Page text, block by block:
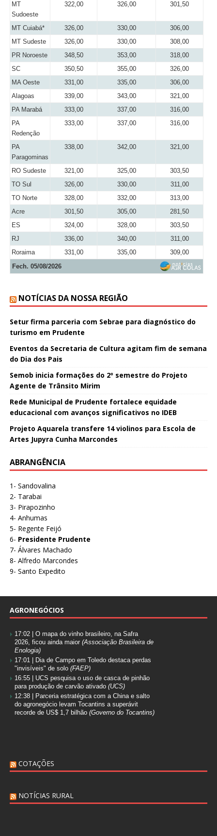
MT
Sudoeste
322,00 326,00 301,50
MT Cuiabá* 326,00 330,00
306,00
MT Sudeste
326,00 330,00
308,00
PR Noroeste
348,50 353,00
318,00
SC
350,50 355,00
326,00
MA Oeste
331,00 335,00
306,00
Alagoas
339,00 343,00
321,00
PA Marabá
333,00 337,00
316,00
PA
Redenção
333,00 337,00 316,00
PA
Paragominas
338,00 342,00 321,00
RO Sudeste 321,00 325,00
303,50
TO Sul
326,00 330,00
311,00
TO Norte
328,00 332,00
313,00
Acre
301,50 305,00
281,50
ES
324,00 328,00
303,50
RJ
336,00 340,00
311,00
Roraima
331,00 335,00
309,00
Fech. 05/08/2026
NOTÍCIAS DA NOSSA REGIÃO
Setur firma parceria com Sebrae para diagnóstico do
turismo em Prudente
Eventos da Secretaria de Cultura agitam fim de semana
do Dia dos Pais
Semob inicia formações do 2º semestre do Projeto
Agente de Trânsito Mirim
Rede Municipal de Prudente fortalece equidade
educacional com avanços significativos no IDEB
Projeto Aquarela transfere 14 violinos para Escola de
Artes Jupyra Cunha Marcondes
ABRANGÊNCIA
1- Sandovalina
2- Tarabai
3- Pirapozinho
4- Anhumas
5- Regente Feijó
6- Presidente Prudente
7- Álvares Machado
8- Alfredo Marcondes
9- Santo Expedito
AGRONEGÓCIOS
17:02 | O mapa do vinho brasileiro, na Safra
2026, ficou ainda maior (Associação Brasileira de
Enologia)
17:01 |
Dia de Campo em Toledo destaca perdas
"invisíveis" de solo (FAEP)
16:55 | UCS pesquisa o uso de casca de pinhão
para produção de carvão ativado (UCS)
12:38 |
Parceria estratégica com a China e salto
do agronegócio levam Tocantins a superávit
recorde de US$ 1,7 bilhão (Governo do Tocantins)
COTAÇÕES
NOTÍCIAS RURAL